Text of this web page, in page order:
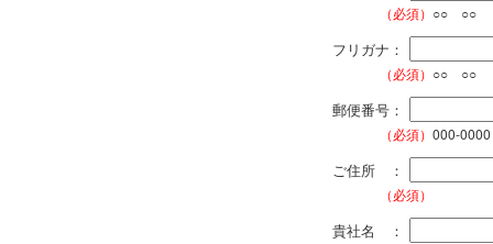
（必須） ○○ ○○
フリガナ：
（必須） ○○ ○○
郵便番号：
（必須） 000-0000
ご住所 ：
（必須）
貴社名 ：